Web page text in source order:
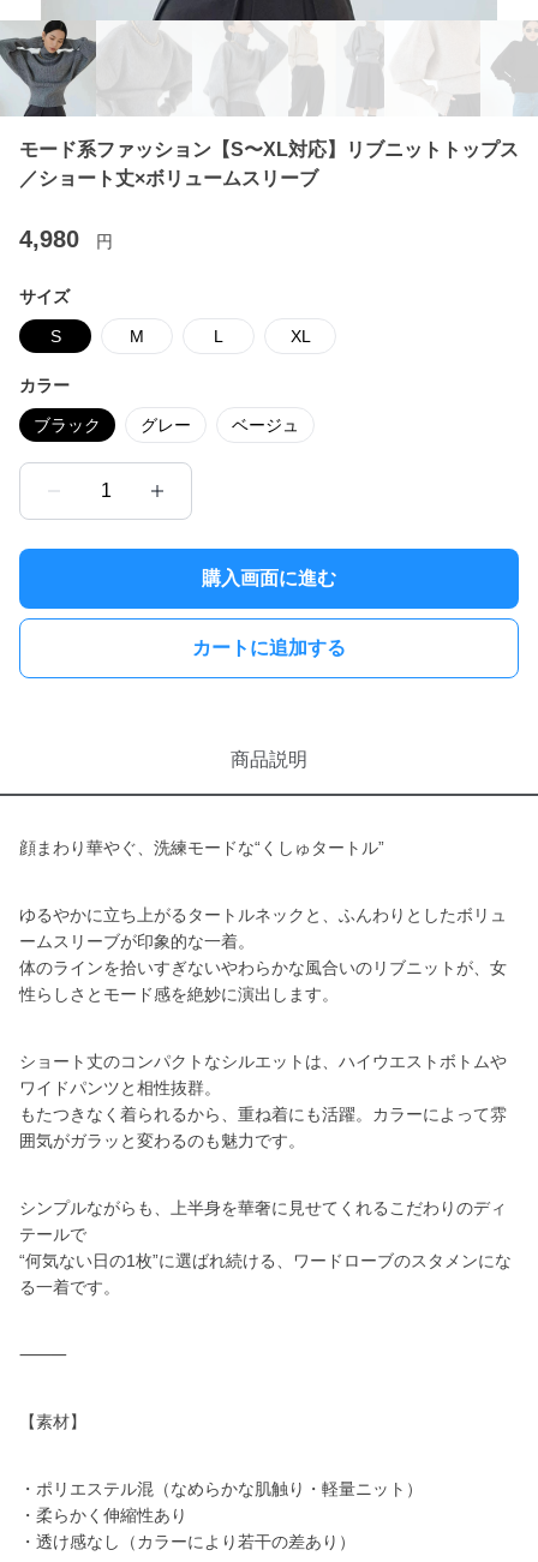
モード系ファッション【S〜XL対応】リブニットトップス
／ショート丈×ボリュームスリーブ
4,980 円
サイズ
S M L XL
カラー
ブラック グレー ベージュ
1
購入画面に進む
カートに追加する
商品説明
顔まわり華やぐ、洗練モードな“くしゅタートル”
ゆるやかに立ち上がるタートルネックと、ふんわりとしたボリュ
ームスリーブが印象的な一着。
体のラインを拾いすぎないやわらかな風合いのリブニットが、女
性らしさとモード感を絶妙に演出します。
ショート丈のコンパクトなシルエットは、ハイウエストボトムや
ワイドパンツと相性抜群。
もたつきなく着られるから、重ね着にも活躍。カラーによって雰
囲気がガラッと変わるのも魅力です。
シンプルながらも、上半身を華奢に見せてくれるこだわりのディ
テールで
“何気ない日の1枚”に選ばれ続ける、ワードローブのスタメンにな
る一着です。
⸻
【素材】
・ポリエステル混（なめらかな肌触り・軽量ニット）
・柔らかく伸縮性あり
・透け感なし（カラーにより若干の差あり）